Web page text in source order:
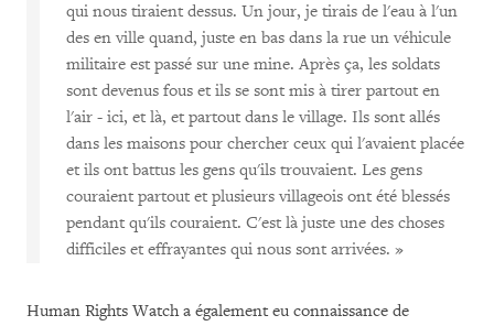
qui nous tiraient dessus. Un jour, je tirais de l'eau à l'un
des en ville quand, juste en bas dans la rue un véhicule
militaire est passé sur une mine. Après ça, les soldats
sont devenus fous et ils se sont mis à tirer partout en
l'air - ici, et là, et partout dans le village. Ils sont allés
dans les maisons pour chercher ceux qui l'avaient placée
et ils ont battus les gens qu'ils trouvaient. Les gens
couraient partout et plusieurs villageois ont été blessés
pendant qu'ils couraient. C'est là juste une des choses
difficiles et effrayantes qui nous sont arrivées. »
Human Rights Watch a également eu connaissance de